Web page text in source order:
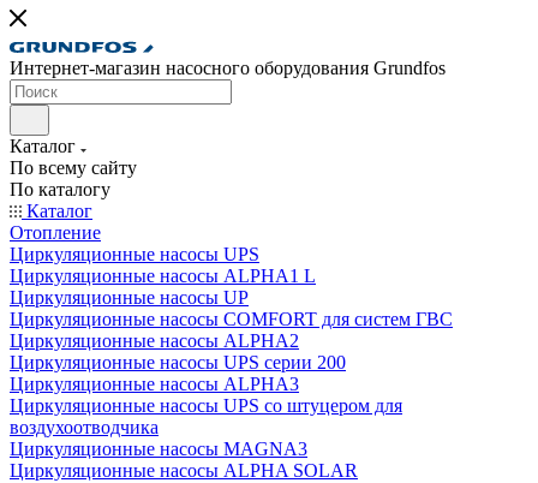
Интернет-магазин насосного оборудования Grundfos
Каталог
По всему сайту
По каталогу
Каталог
Отопление
Циркуляционные насосы UPS
Циркуляционные насосы ALPHA1 L
Циркуляционные насосы UP
Циркуляционные насосы COMFORT для систем ГВС
Циркуляционные насосы ALPHA2
Циркуляционные насосы UPS серии 200
Циркуляционные насосы ALPHA3
Циркуляционные насосы UPS со штуцером для
воздухоотводчика
Циркуляционные насосы MAGNA3
Циркуляционные насосы ALPHA SOLAR